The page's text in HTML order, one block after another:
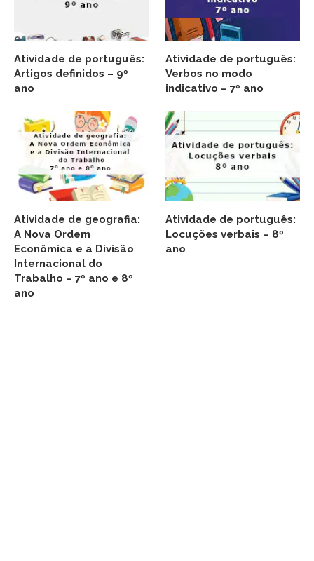
Atividade de português:
Artigos definidos – 9º
ano
Atividade de português:
Verbos no modo
indicativo – 7º ano
Atividade de geografia:
A Nova Ordem
Econômica e a Divisão
Internacional do
Trabalho – 7º ano e 8º
ano
Atividade de português:
Locuções verbais – 8º
ano